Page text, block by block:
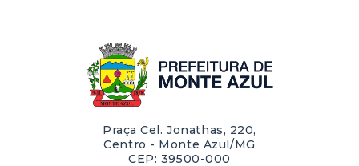
Praça Cel. Jonathas, 220,
Centro - Monte Azul/MG
CEP: 39500-000